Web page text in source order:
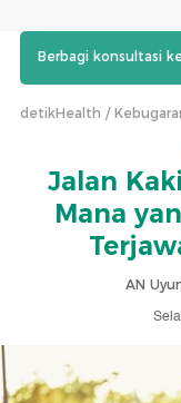
Berbagi konsultasi
detikHealth
Jalan
Mana
AN